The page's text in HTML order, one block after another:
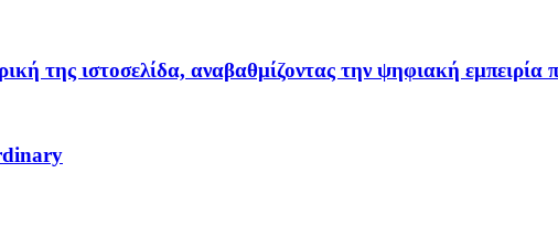
της ιστοσελίδα, αναβαθμίζοντας την ψηφιακή εμπειρία